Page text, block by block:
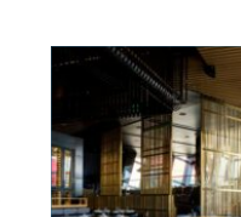
historia och